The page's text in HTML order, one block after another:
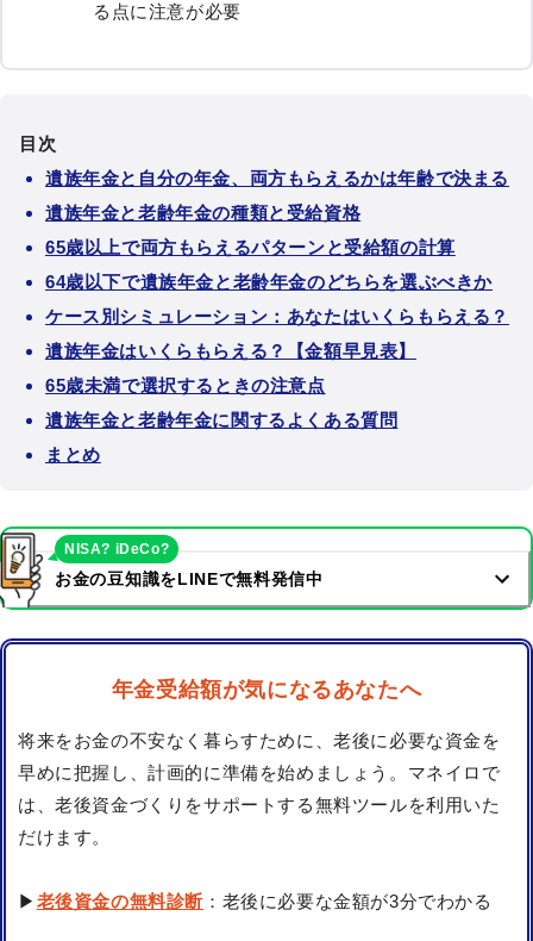
る点に注意が必要
目次
遺族年金と自分の年金、両方もらえるかは年齢で決まる
遺族年金と老齢年金の種類と受給資格
65歳以上で両方もらえるパターンと受給額の計算
64歳以下で遺族年金と老齢年金のどちらを選ぶべきか
ケース別シミュレーション：あなたはいくらもらえる？
遺族年金はいくらもらえる？【金額早見表】
65歳未満で選択するときの注意点
遺族年金と老齢年金に関するよくある質問
まとめ
お金の豆知識をLINEで無料発信中
NISA? iDeCo?
年金受給額が気になるあなたへ
将来をお金の不安なく暮らすために、老後に必要な資金を
早めに把握し、計画的に準備を始めましょう。マネイロで
は、老後資金づくりをサポートする無料ツールを利用いた
だけます。
▶ 老後資金の無料診断 ：老後に必要な金額が3分でわかる